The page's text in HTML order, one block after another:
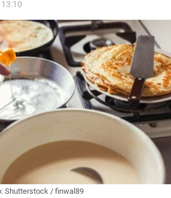
13:10
Shutterstock / finwal89